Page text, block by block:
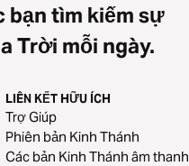
bạn tìm kiếm sự
Trời mỗi ngày.
LIÊN KẾT HỮU ÍCH
Trợ Giúp
Phiên bản Kinh Thánh
Các bản Kinh Thánh âm thanh